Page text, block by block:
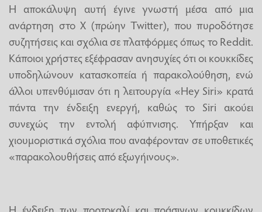
Η αποκάλυψη αυτή έγινε γνωστή μέσα από μια
ανάρτηση στο X (πρώην Twitter), που πυροδότησε
συζητήσεις και σχόλια σε πλατφόρμες όπως το Reddit.
Κάποιοι χρήστες εξέφρασαν ανησυχίες ότι οι κουκκίδες
υποδηλώνουν κατασκοπεία ή παρακολούθηση, ενώ
άλλοι υπενθύμισαν ότι η λειτουργία «Hey Siri» κρατά
πάντα την ένδειξη ενεργή, καθώς το Siri ακούει
συνεχώς την εντολή αφύπνισης. Υπήρξαν και
χιουμοριστικά σχόλια που αναφέρονταν σε υποθετικές
«παρακολουθήσεις από εξωγήινους».
Η ένδειξη των πορτοκαλί και πράσινων κουκκίδων